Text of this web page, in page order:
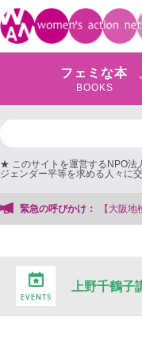
フェミな本
BOOKS
★ このサイトを運営するNPO法
ジェンダー平等を求める人々に
緊急の呼びかけ：
阪地検検事正による女性検事
上野千鶴子